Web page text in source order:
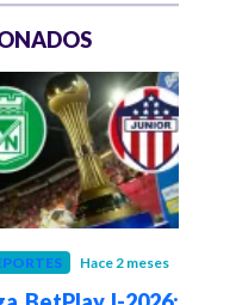
Hace 2 meses